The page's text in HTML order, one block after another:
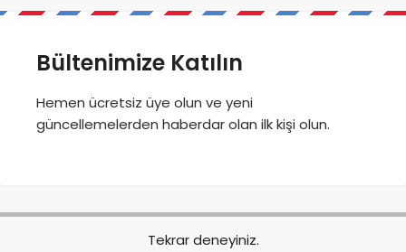
Bültenimize Katılın
Hemen ücretsiz üye olun ve yeni
güncellemelerden haberdar olan ilk kişi olun.
Tekrar deneyiniz.